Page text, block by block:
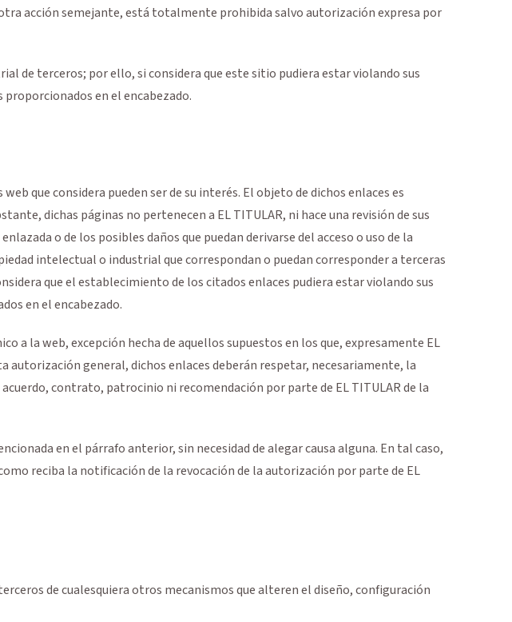
acción semejante, está totalmente prohibida salvo autorización expresa por
de terceros; por ello, si considera que este sitio pudiera estar violando sus
en el encabezado.
que considera pueden ser de su interés. El objeto de dichos enlaces es
dichas páginas no pertenecen a EL TITULAR, ni hace una revisión de sus
o de los posibles daños que puedan derivarse del acceso o uso de la
intelectual o industrial que correspondan o puedan corresponder a terceras
que el establecimiento de los citados enlaces pudiera estar violando sus
en el encabezado.
a la web, excepción hecha de aquellos supuestos en los que, expresamente EL
general, dichos enlaces deberán respetar, necesariamente, la
contrato, patrocinio ni recomendación por parte de EL TITULAR de la
en el párrafo anterior, sin necesidad de alegar causa alguna. En tal caso,
reciba la notificación de la revocación de la autorización por parte de EL
de cualesquiera otros mecanismos que alteren el diseño, configuración